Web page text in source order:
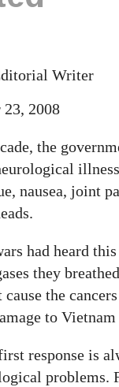
Writer
23, 2008
the
nausea, joint
had heard
they
the
to Vietnam
response is
problems.